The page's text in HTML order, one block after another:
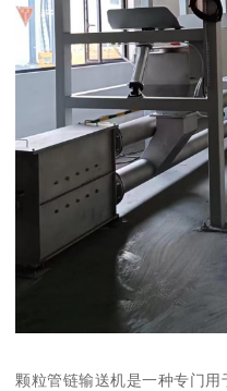
颗粒管链输送机是一种专门